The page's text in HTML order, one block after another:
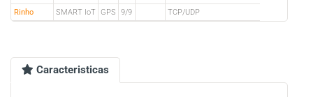
Rinho
SMART IoT GPS 9/9 TCP/UDP
Caracteristicas